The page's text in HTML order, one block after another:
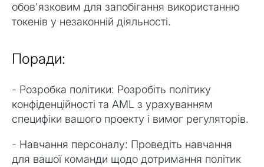
обов'язковим для запобігання використанню
токенів у незаконній діяльності.
Поради:
- Розробка політики: Розробіть політику
конфіденційності та AML з урахуванням
специфіки вашого проекту і вимог регуляторів.
- Навчання персоналу: Проведіть навчання
для вашої команди щодо дотримання політик